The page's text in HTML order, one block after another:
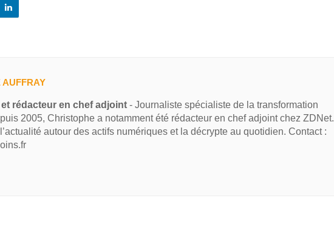
AUFFRAY
rédacteur en chef adjoint - Journaliste spécialiste de la transformation
2005, Christophe a notamment été rédacteur en chef adjoint chez ZDNet.
l’actualité autour des actifs numériques et la décrypte au quotidien. Contact :